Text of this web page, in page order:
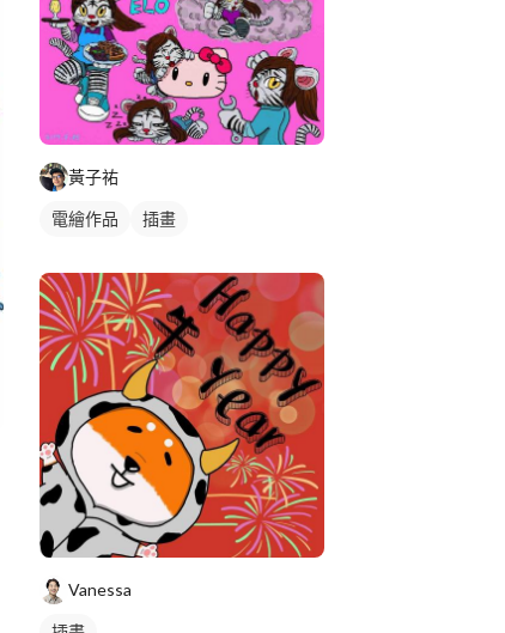
黃子祐
電繪作品 插畫
Vanessa